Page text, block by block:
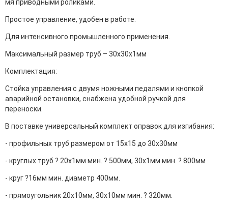
мя приводными роликами.
Простое управление, удобен в работе.
Для интенсивного промышленного применения.
Максимальный размер труб – 30х30х1мм
Комплектация:
Стойка управления с двумя ножными педалями и кнопкой
аварийной остановки, снабжена удобной ручкой для
переноски.
В поставке универсальный комплект оправок для изгибания:
- профильных труб размером от 15х15 до 30х30мм
- круглых труб ? 20х1мм мин. ? 500мм, 30х1мм мин. ? 800мм
- круг ?16мм мин. диаметр 400мм.
- прямоугольник 20х10мм, 30х10мм мин. ? 320мм.